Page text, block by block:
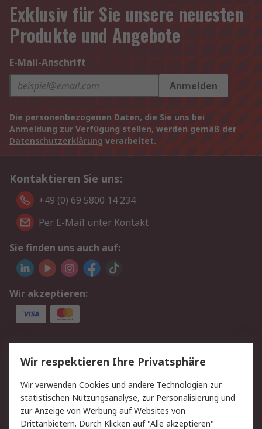
Exklusiv für Sie unsere neuesten
Produkte und Angebote
E-Mail-Anschrift
Anmelden
Die personenbezogenen Daten, die Sie uns bei
Anmeldung zur Verfügung stellen, werden gemäß der
Datenschutzerklärung verarbeitet.
Kontaktieren Sie uns:
+49 (0) 69 5800 14 234
Per E-Mail unter Kontakt
Sie finden uns auch auf:
Wir akzeptieren:
Service
Value Added Services
Lieferlösungen
Rücksendungen
Kontakt
Hilfe
Privatkunden
Wir respektieren Ihre Privatsphäre
Wir verwenden Cookies und andere Technologien zur
statistischen Nutzungsanalyse, zur Personalisierung und
zur Anzeige von Werbung auf Websites von
Drittanbietern. Durch Klicken auf "Alle akzeptieren"